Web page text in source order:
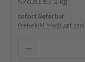
sofort lieferbar
Preise inkl. MwSt. ggf.